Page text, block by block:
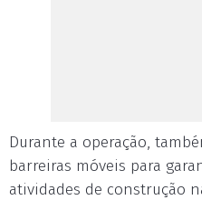
Durante a operação,
barreiras móveis para
atividades de construção